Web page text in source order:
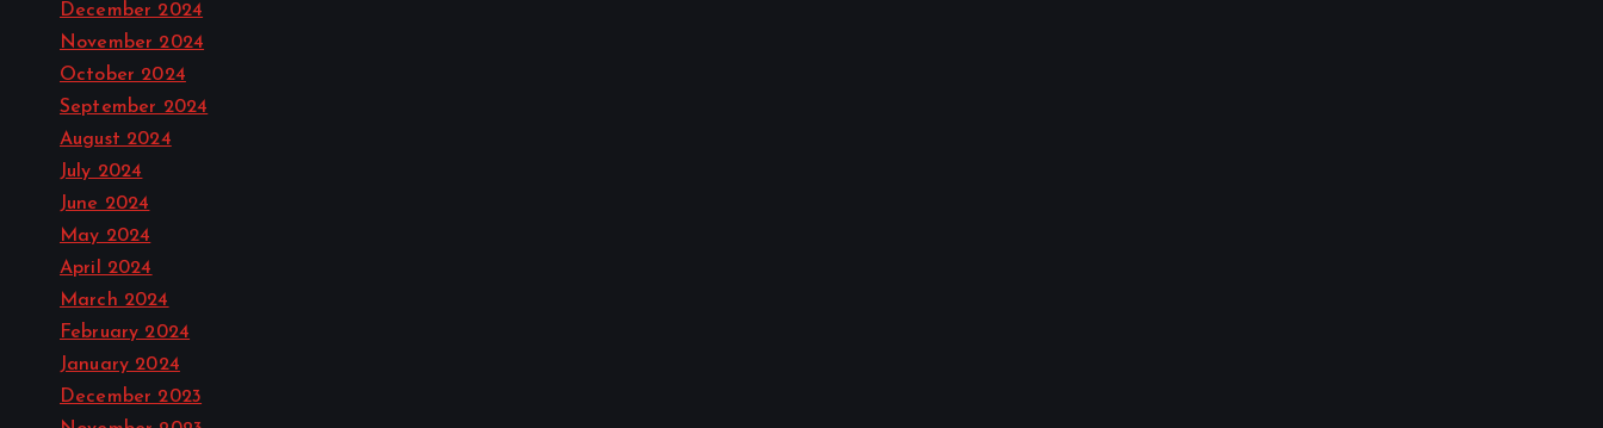
December 2024
November 2024
October 2024
September 2024
August 2024
July 2024
June 2024
May 2024
April 2024
March 2024
February 2024
January 2024
December 2023